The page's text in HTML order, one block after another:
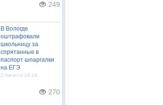
249
В Вологде
оштрафовали
школьницу за
спрятанные в
паспорт шпаргалки
на ЕГЭ
2 Августа 14:19
270